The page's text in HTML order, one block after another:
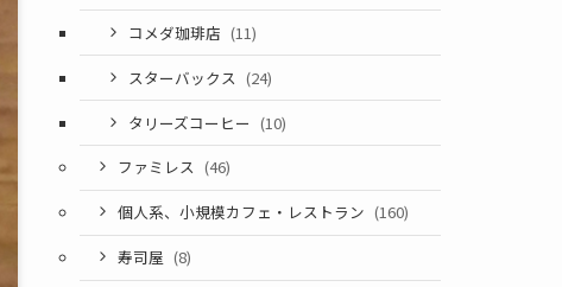
コメダ珈琲店 (11)
スターバックス (24)
タリーズコーヒー (10)
ファミレス (46)
個人系、小規模カフェ・レストラン (160)
寿司屋 (8)